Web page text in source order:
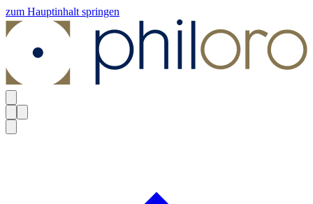
zum Hauptinhalt springen